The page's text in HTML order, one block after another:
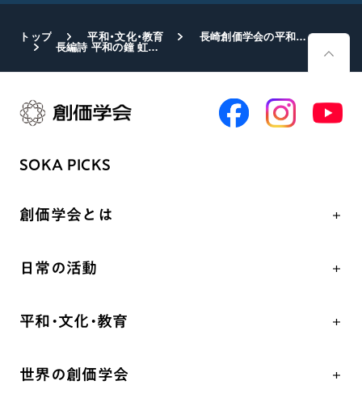
トップ 平和・文化・教育
長崎創価学会の平和運動
長編詩 平和の鐘 虹光る長崎
SOKA PICKS
創価学会とは
祈り
聖典
日常の活動
座談会
平和・文化・教育
世界の創価学会